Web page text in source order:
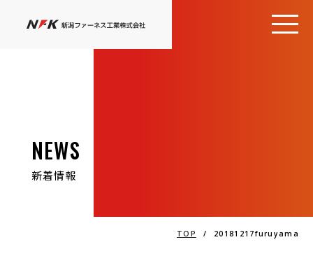
NEWS
新着情報
TOP / 20181217furuyama